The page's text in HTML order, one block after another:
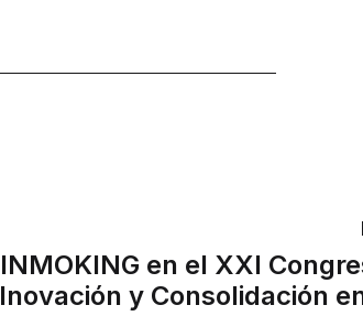
INMOKING en el XXI
Inovación y Consolidación